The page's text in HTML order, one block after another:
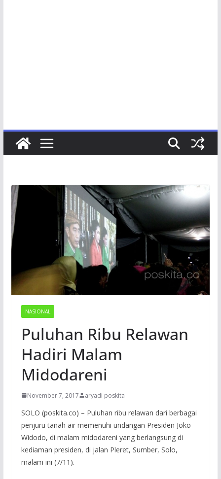
NASIONAL
Puluhan Ribu Relawan
Hadiri Malam
Midodareni
November 7, 2017 aryadi poskita
SOLO (poskita.co) – Puluhan ribu relawan dari berbagai
penjuru tanah air memenuhi undangan Presiden Joko
Widodo, di malam midodareni yang berlangsung di
kediaman presiden, di jalan Pleret, Sumber, Solo,
malam ini (7/11).